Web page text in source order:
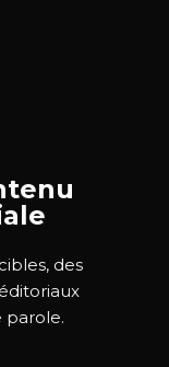
des
parole.